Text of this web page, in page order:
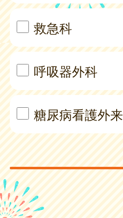
救急科
呼吸器外科
糖尿病看護外来